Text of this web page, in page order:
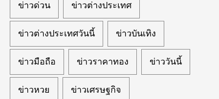
ข่าวด่วน ข่าวต่างประเทศ
ข่าวต่างประเทศวันนี้ ข่าวบันเทิง
ข่าวมือถือ ข่าวราคาทอง ข่าววันนี้
ข่าวหวย ข่าวเศรษฐกิจ